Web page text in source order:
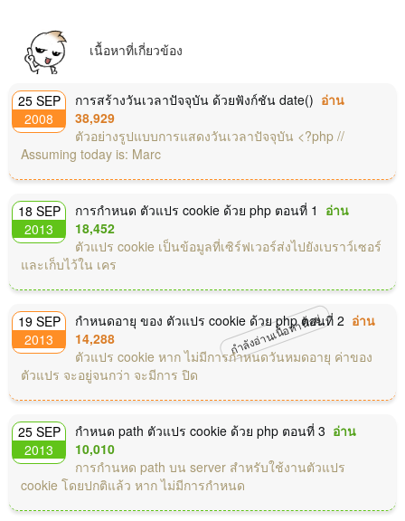
เนื้อหาที่เกี่ยวข้อง
25 SEP
2008
การสร้างวันเวลาปัจจุบัน ด้วยฟังก์ชัน date() อ่าน
38,929
ตัวอย่างรูปแบบการแสดงวันเวลาปัจจุบัน <?php //
Assuming today is: Marc
18 SEP
2013
การกำหนด ตัวแปร cookie ด้วย php ตอนที่ 1 อ่าน
18,452
ตัวแปร cookie เป็นข้อมูลที่เซิร์ฟเวอร์ส่งไปยังเบราว์เซอร์
และเก็บไว้ใน เคร
กำลังอ่านเนื้อหานี้อยู่
19 SEP
2013
กำหนดอายุ ของ ตัวแปร cookie ด้วย php ตอนที่ 2 อ่าน
14,288
ตัวแปร cookie หาก ไม่มีการกำหนดวันหมดอายุ ค่าของ
ตัวแปร จะอยู่จนกว่า จะมีการ ปิด
25 SEP
2013
กำหนด path ตัวแปร cookie ด้วย php ตอนที่ 3 อ่าน
10,010
การกำนหด path บน server สำหรับใช้งานตัวแปร
cookie โดยปกติแล้ว หาก ไม่มีการกำหนด